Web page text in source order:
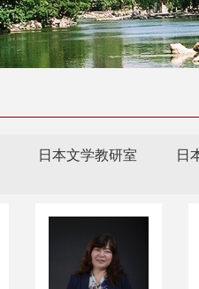
日本文学教研室 日